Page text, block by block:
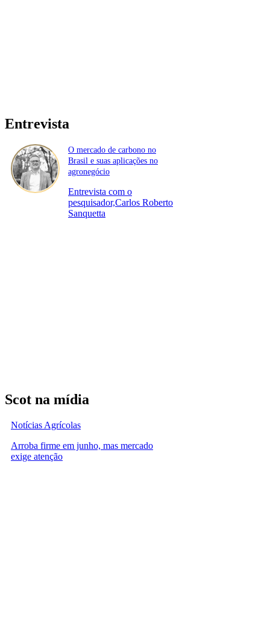
Entrevista
O mercado de carbono no
Brasil e suas aplicações no
agronegócio
Entrevista com o
pesquisador,Carlos Roberto
Sanquetta
Scot na mídia
Notícias Agrícolas
Arroba firme em junho, mas mercado
exige atenção